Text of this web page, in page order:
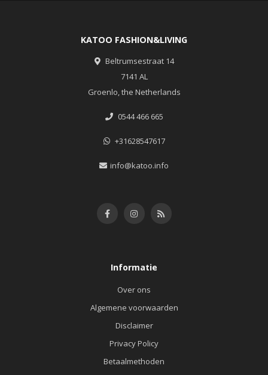
KATOO FASHION&LIVING
Beltrumsestraat 14
7141 AL
Groenlo, the Netherlands
0544 466 665
+31628547617
info@katoo.info
Informatie
Over ons
Algemene voorwaarden
Disclaimer
Privacy Policy
Betaalmethoden